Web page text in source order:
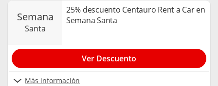
semana
santa
25% descuento Centauro Rent a Car en
Semana Santa
Más información
Ver Descuento